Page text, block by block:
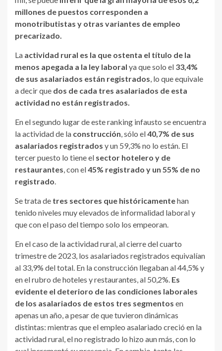
millones de puestos corresponden a
monotributistas y otras variantes de empleo
precarizado.
La actividad rural es la que ostenta el título de la
menos apegada a la ley laboral ya que solo el 33,4%
de sus asalariados están registrados, lo que equivale
a decir que dos de cada tres asalariados de esta
actividad no están registrados.
En el segundo lugar de este ranking infausto se encuentra
la actividad de la construcción, sólo el40,7% de sus
asalariados registrados y un 59,3% no lo están. El
tercer puesto lo tiene el sector hotelero y de
restaurantes, con el45% registrado y un 55% de no
registrado.
Se trata de tres sectores que históricamentehan
tenido niveles muy elevados de informalidad laboral y
que con el paso del tiempo solo los empeoran.
En el caso de la actividad rural, al cierre del cuarto
trimestre de 2023, los asalariados registrados equivalían
al 33,9% del total. En la construcción llegaban al 44,5% y
en el rubro de hoteles y restaurantes, al 50,2%. Es
evidente el deterioro de las condiciones laborales
de los asalariados de estos tres segmentos en
apenas un año, a pesar de que tuvieron dinámicas
distintas: mientras que el empleo asalariado creció en la
actividad rural, el no registrado lo hizo aun más, con lo